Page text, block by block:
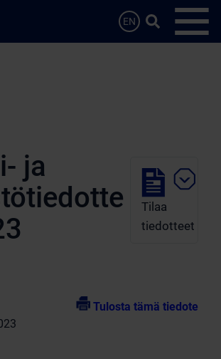
EN
Hae…
Avaa
ja
Tilaa
tiedotteet
Tulosta tämä tiedote